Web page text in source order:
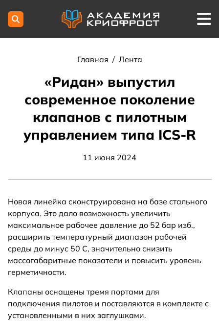
Главная / Лента
«Ридан» выпустил
современное поколение
клапанов с пилотным
управлением типа ICS-R
11 июня 2024
Новая линейка сконструирована на базе стального
корпуса. Это дало возможность увеличить
максимальное рабочее давление до 52 бар изб.,
расширить температурный диапазон рабочей
среды до минус 50 С, значительно снизить
массогабаритные показатели и повысить уровень
герметичности.
Клапаны оснащены тремя портами для
подключения пилотов и поставляются в комплекте с
установленными в них заглушками.